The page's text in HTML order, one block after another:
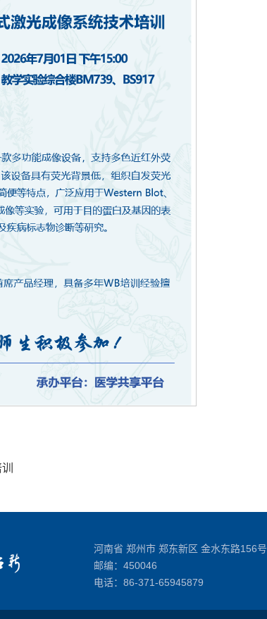
河南省 郑州市 郑东新区 金水东路156号
邮编：450046
电话： 86-371-65945879